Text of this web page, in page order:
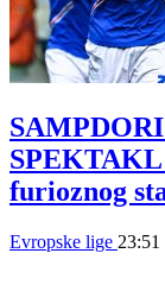
furioznog
Evropske lige 23:51